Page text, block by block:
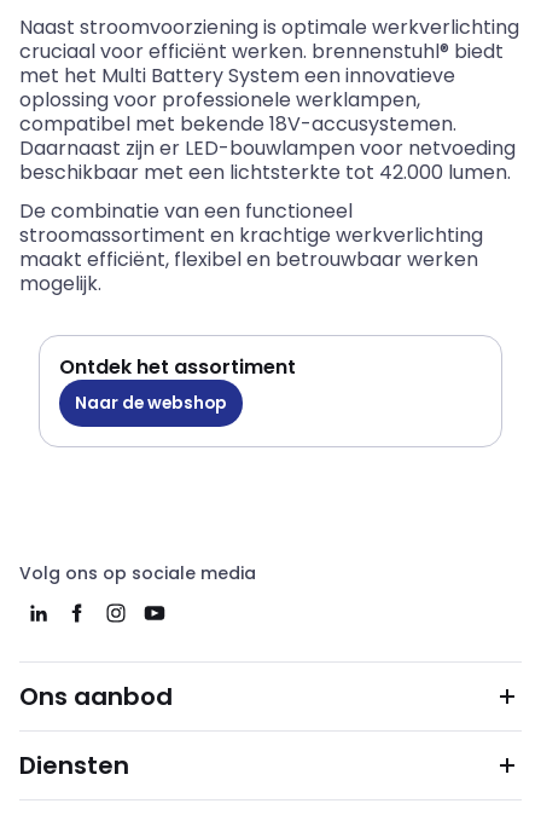
Naast stroomvoorziening is optimale werkverlichting
cruciaal voor efficiënt werken. brennenstuhl® biedt
met het Multi Battery System een innovatieve
oplossing voor professionele werklampen,
compatibel met bekende 18V-accusystemen.
Daarnaast zijn er LED-bouwlampen voor netvoeding
beschikbaar met een lichtsterkte tot 42.000 lumen.
De combinatie van een functioneel
stroomassortiment en krachtige werkverlichting
maakt efficiënt, flexibel en betrouwbaar werken
mogelijk.
Ontdek het assortiment
Naar de webshop
Volg ons op sociale media
Ons aanbod
Diensten